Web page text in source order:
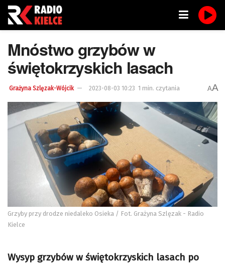
Mnóstwo grzybów w
świętokrzyskich lasach
Grażyna Szlęzak-Wójcik 2023-08-03 10:23 1 min. czytania AA
Grzyby przy drodze niedaleko Osieka / Fot. Grażyna Szlęzak - Radio
Kielce
Wysyp grzybów w świętokrzyskich lasach po